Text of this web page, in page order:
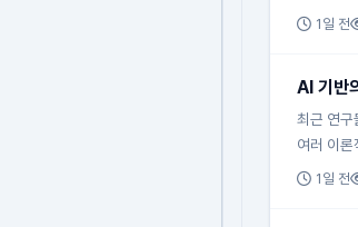
1일 전
AI 기반
최근 연구
여러 이
1일 전